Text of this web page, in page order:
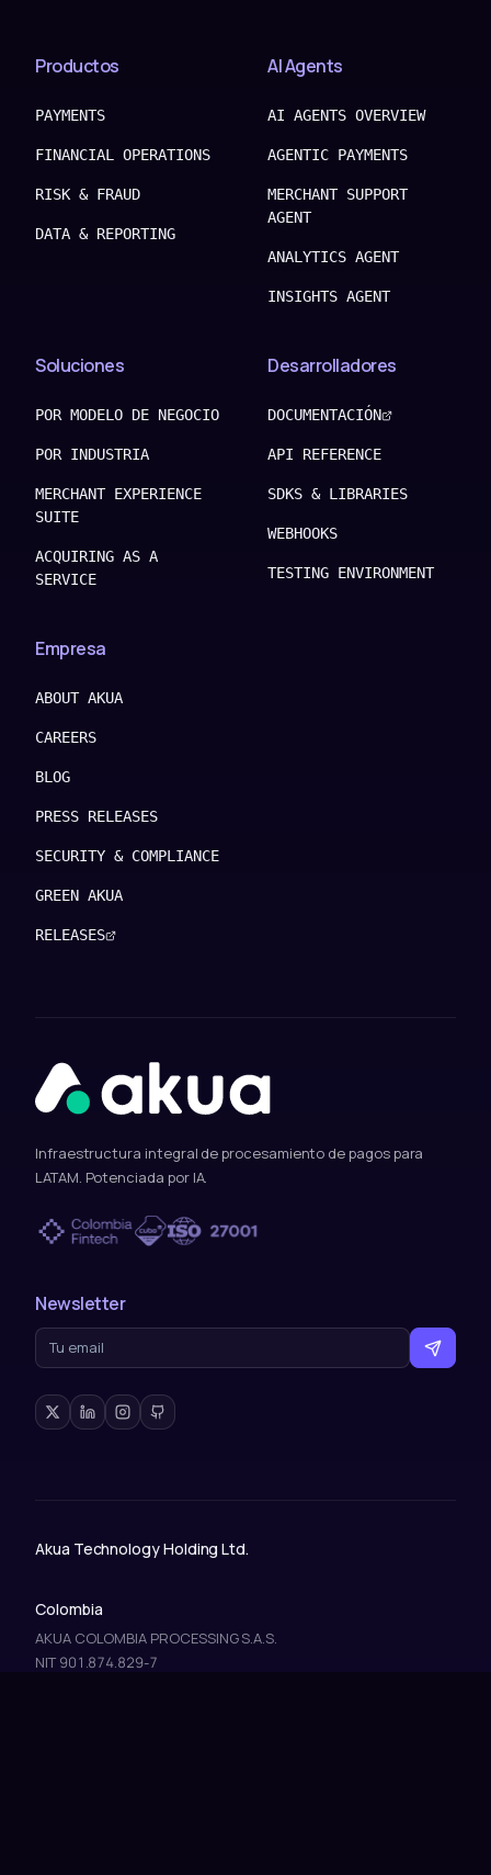
Productos
PAYMENTS
FINANCIAL OPERATIONS
RISK & FRAUD
DATA & REPORTING
AI Agents
AI AGENTS OVERVIEW
AGENTIC PAYMENTS
MERCHANT SUPPORT
AGENT
ANALYTICS AGENT
INSIGHTS AGENT
Soluciones
POR MODELO DE NEGOCIO
POR INDUSTRIA
MERCHANT EXPERIENCE
SUITE
ACQUIRING AS A
SERVICE
Desarrolladores
DOCUMENTACIÓN
API REFERENCE
SDKS & LIBRARIES
WEBHOOKS
TESTING ENVIRONMENT
Empresa
ABOUT AKUA
CAREERS
BLOG
PRESS RELEASES
SECURITY & COMPLIANCE
GREEN AKUA
RELEASES
Infraestructura integral de procesamiento de pagos para
LATAM. Potenciada por IA.
Newsletter
Akua Technology Holding Ltd.
Colombia
AKUA COLOMBIA PROCESSING S.A.S.
NIT 901.874.829-7